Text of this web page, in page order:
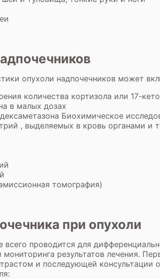
опухоли надпочечников может
количества кортизола или 17-
в малых дозах
Биохимическое
, выделяемых в кровь органами и
томография)
при опухоли
проводится для
результатов лечения.
и последующей консультации